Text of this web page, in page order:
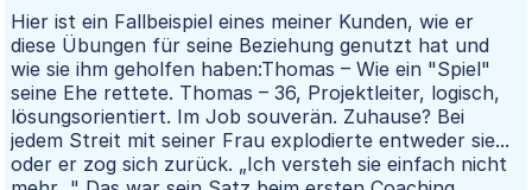
Hier ist ein Fallbeispiel eines meiner Kunden, wie er
diese Übungen für seine Beziehung genutzt hat und
wie sie ihm geholfen haben:Thomas – Wie ein "Spiel"
seine Ehe rettete. Thomas – 36, Projektleiter, logisch,
lösungsorientiert. Im Job souverän. Zuhause? Bei
jedem Streit mit seiner Frau explodierte entweder sie...
oder er zog sich zurück. „Ich versteh sie einfach nicht